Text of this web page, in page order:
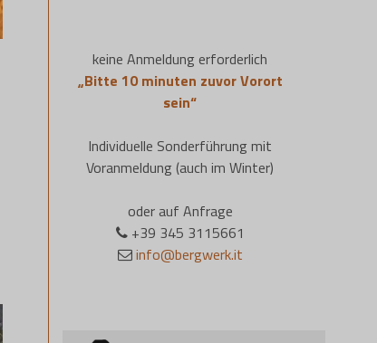
keine Anmeldung erforderlich
„Bitte 10 minuten zuvor Vorort
sein“
Individuelle Sonderführung mit
Voranmeldung (auch im Winter)
oder auf Anfrage
+39 345 3115661
info@bergwerk.it